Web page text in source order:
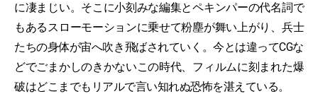
に凄まじい。そこに小刻みな編集とペキンパーの代名詞で
もあるスローモーションに乗せて粉塵が舞い上がり、兵士
たちの身体が宙へ吹き飛ばされていく。今とは違ってCGな
どでごまかしのきかないこの時代、フィルムに刻まれた爆
破はどこまでもリアルで言い知れぬ恐怖を湛えている。